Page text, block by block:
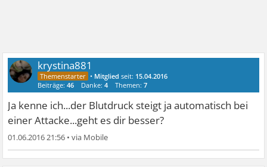
krystina881
• Mitglied seit: 15.04.2016
Beiträge:46 Danke:4 Themen:7
Ja kenne ich...der Blutdruck steigt ja automatisch bei
einer Attacke...geht es dir besser?
01.06.2016 21:56 •